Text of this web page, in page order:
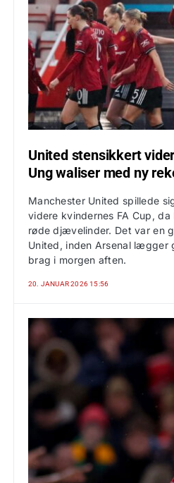
United stensikkert
Ung waliser med ny
Manchester United spillede
videre kvindernes FA Cup,
røde djævelinder. Det var en
United, inden Arsenal
brag i morgen aften.
20. JANUAR 2026 15:56